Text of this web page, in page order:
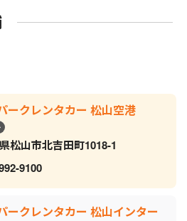
ークレンタカー 松山空港
松山市北吉田町1018-1
9100
ークレンタカー 松山インター